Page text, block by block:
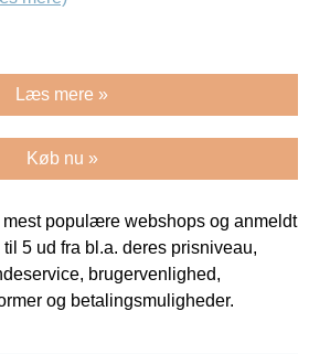
Læs mere »
Køb nu »
populære webshops og anmeldt
5 ud fra bl.a. deres prisniveau,
brugervenlighed,
og betalingsmuligheder.